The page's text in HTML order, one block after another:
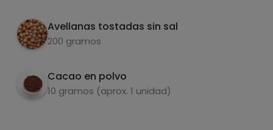
Avellanas tostadas sin sal
200 gramos
Cacao en polvo
10 gramos (aprox. 1 unidad)
2 Añadir el cacao y remover